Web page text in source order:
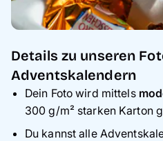
Details zu unseren
Adventskalendern
Dein Foto wird mittels
300 g/m² starken Karton
Du kannst alle